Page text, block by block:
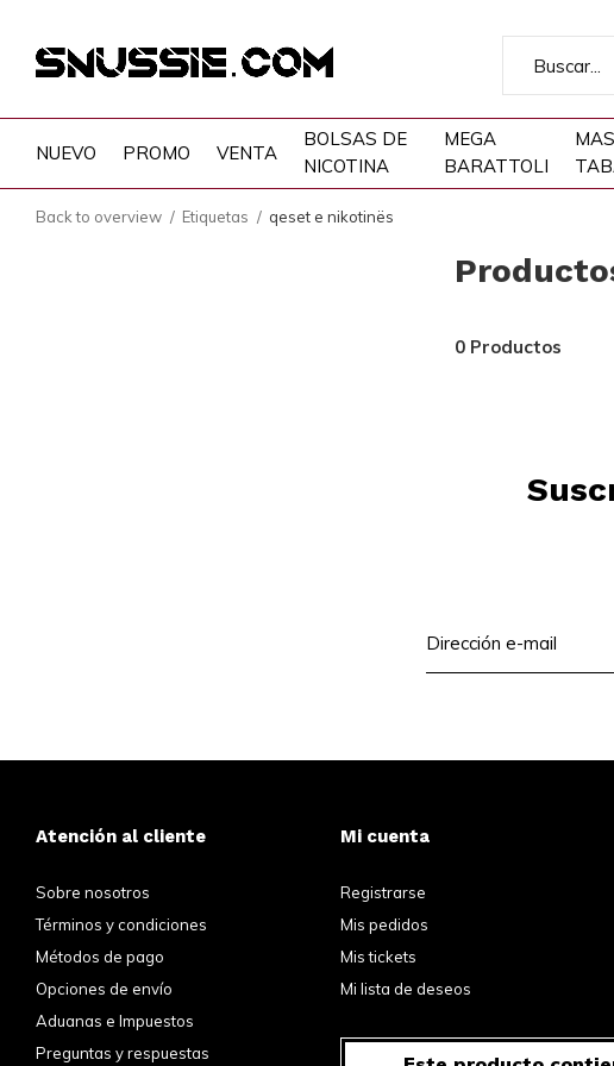
NUEVO PROMO VENTA
BOLSAS DE
NICOTINA
MEGA
BARATTOLI
Back to overview Etiquetas qeset e nikotinës
0 Productos
Atención al cliente
Sobre nosotros
Términos y condiciones
Métodos de pago
Opciones de envío
Aduanas e Impuestos
Preguntas y respuestas
Mi cuenta
Registrarse
Mis pedidos
Mis tickets
Mi lista de deseos